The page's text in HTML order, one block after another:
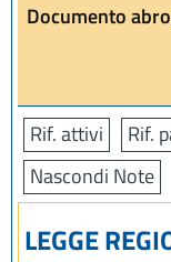
Documento
Rif. attivi Rif.
Nascondi Note
LEGGE